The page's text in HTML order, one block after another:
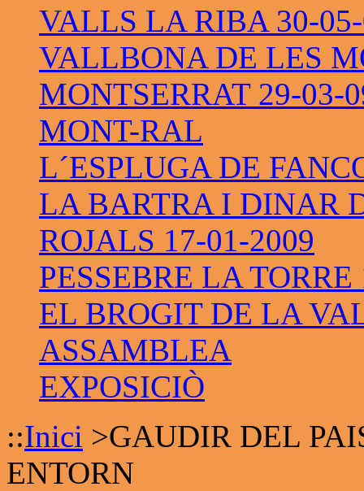
VALLS LA RIBA 30-
VALLBONA DE LES
MONTSERRAT 29-03-
MONT-RAL
L´ESPLUGA DE
LA BARTRA I DINAR
ROJALS 17-01-2009
PESSEBRE LA TORRE
EL BROGIT DE LA
ASSAMBLEA
EXPOSICIÒ
::Inici >GAUDIR DEL
ENTORN